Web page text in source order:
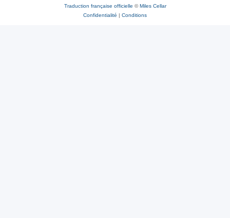
Traduction française officielle ©Miles Cellar
Confidentialité | Conditions